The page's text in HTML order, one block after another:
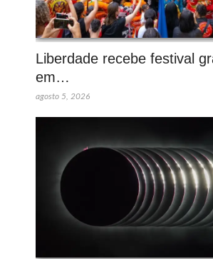
Liberdade recebe festival
em…
agosto 5, 2026